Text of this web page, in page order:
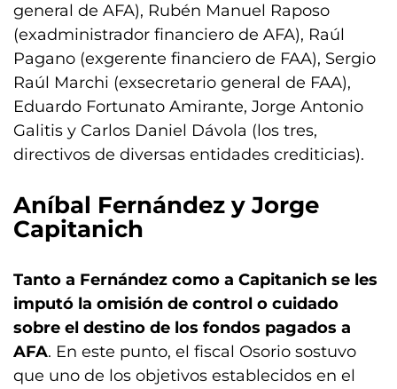
general de AFA), Rubén Manuel Raposo
(exadministrador financiero de AFA), Raúl
Pagano (exgerente financiero de FAA), Sergio
Raúl Marchi (exsecretario general de FAA),
Eduardo Fortunato Amirante, Jorge Antonio
Galitis y Carlos Daniel Dávola (los tres,
directivos de diversas entidades crediticias).
Aníbal Fernández y Jorge
Capitanich
Tanto a Fernández como a Capitanich se les
imputó la omisión de control o cuidado
sobre el destino de los fondos pagados a
AFA. En este punto, el fiscal Osorio sostuvo
que uno de los objetivos establecidos en el